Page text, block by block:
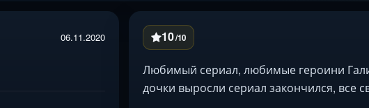
06.11.2020 10/10
Любимый сериал, любимые героини
дочки выросли сериал закончился, все